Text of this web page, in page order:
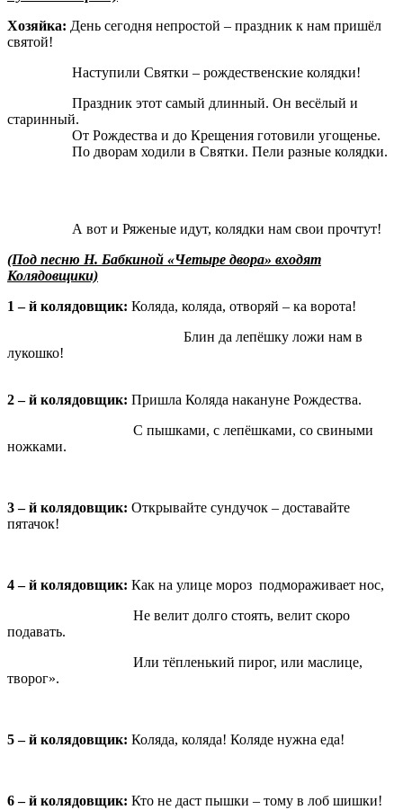
Хозяйка: День сегодня непростой – праздник к нам пришёл
святой!
Наступили Святки – рождественские колядки!
Праздник этот самый длинный. Он весёлый и
старинный.
От Рождества и до Крещения готовили угощенье.
По дворам ходили в Святки. Пели разные колядки.
А вот и Ряженые идут, колядки нам свои прочтут!
(Под песню Н. Бабкиной «Четыре двора» входят
Колядовщики)
1 – й колядовщик: Коляда, коляда, отворяй – ка ворота!
Блин да лепёшку ложи нам в
лукошко!
2 – й колядовщик: Пришла Коляда накануне Рождества.
С пышками, с лепёшками, со свиными
ножками.
3 – й колядовщик: Открывайте сундучок – доставайте
пятачок!
4 – й колядовщик: Как на улице мороз подмораживает нос,
Не велит долго стоять, велит скоро
подавать.
Или тёпленький пирог, или маслице,
творог».
5 – й колядовщик: Коляда, коляда! Коляде нужна еда!
6 – й колядовщик: Кто не даст пышки – тому в лоб шишки!